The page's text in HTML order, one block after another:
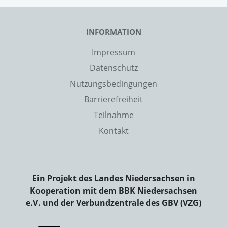
INFORMATION
Impressum
Datenschutz
Nutzungsbedingungen
Barrierefreiheit
Teilnahme
Kontakt
Ein Projekt des Landes Niedersachsen in
Kooperation mit dem BBK Niedersachsen
e.V. und der Verbundzentrale des GBV (VZG)